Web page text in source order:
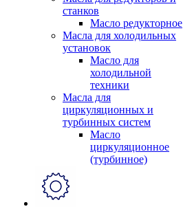
станков
Масло редукторное
Масла для холодильных
установок
Масло для
холодильной
техники
Масла для
циркуляционных и
турбинных систем
Масло
циркуляционное
(турбинное)